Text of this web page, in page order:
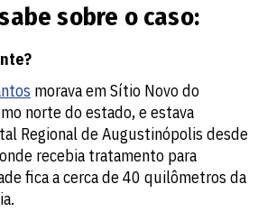
sobre o caso:
morava em Sítio Novo do
norte do estado, e estava
Regional de Augustinópolis desde
recebia tratamento para
fica a cerca de 40 quilômetros da